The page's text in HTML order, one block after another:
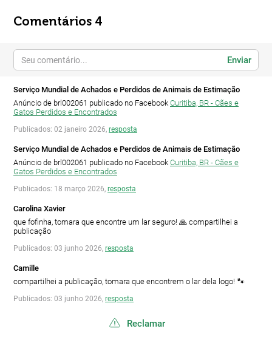
Comentários 4
Enviar
Serviço Mundial de Achados e Perdidos de Animais de Estimação
Anúncio de brl002061 publicado no Facebook Curitiba, BR - Cães e
Gatos Perdidos e Encontrados
Publicados: 02 janeiro 2026, resposta
Serviço Mundial de Achados e Perdidos de Animais de Estimação
Anúncio de brl002061 publicado no Facebook Curitiba, BR - Cães e
Gatos Perdidos e Encontrados
Publicados: 18 março 2026, resposta
Carolina Xavier
que fofinha, tomara que encontre um lar seguro! 🙏 compartilhei a
publicação
Publicados: 03 junho 2026, resposta
Camille
compartilhei a publicação, tomara que encontrem o lar dela logo! 🐾
Publicados: 03 junho 2026, resposta
Reclamar